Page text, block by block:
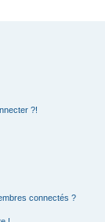
?!
connectés ?